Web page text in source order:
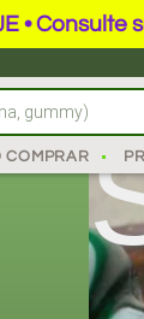
• Consulte
COMPRAR